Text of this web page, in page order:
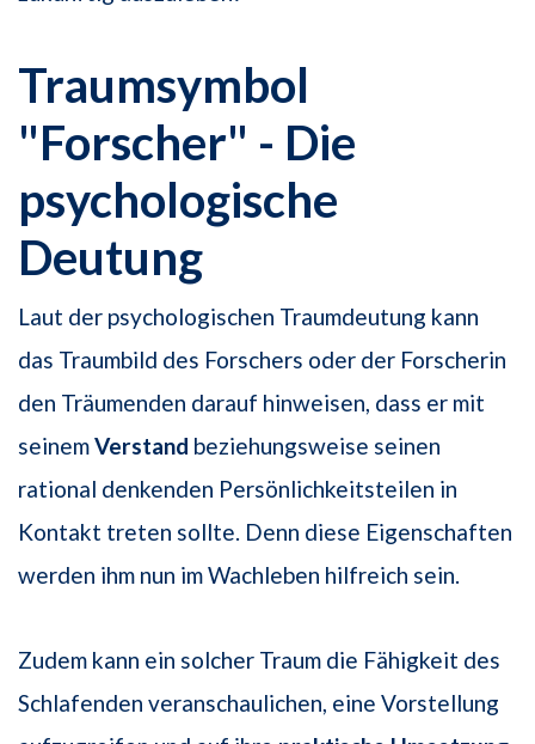
Traumsymbol
"Forscher" - Die
psychologische
Deutung
Laut der psychologischen Traumdeutung kann
das Traumbild des Forschers oder der Forscherin
den Träumenden darauf hinweisen, dass er mit
seinemVerstand beziehungsweise seinen
rational denkenden Persönlichkeitsteilen in
Kontakt treten sollte. Denn diese Eigenschaften
werden ihm nun im Wachleben hilfreich sein.
Zudem kann ein solcher Traum die Fähigkeit des
Schlafenden veranschaulichen, eine Vorstellung